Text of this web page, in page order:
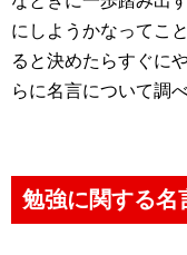
にしようかなってこ
ると決めたらすぐに
らに名言について調
勉強に関する名